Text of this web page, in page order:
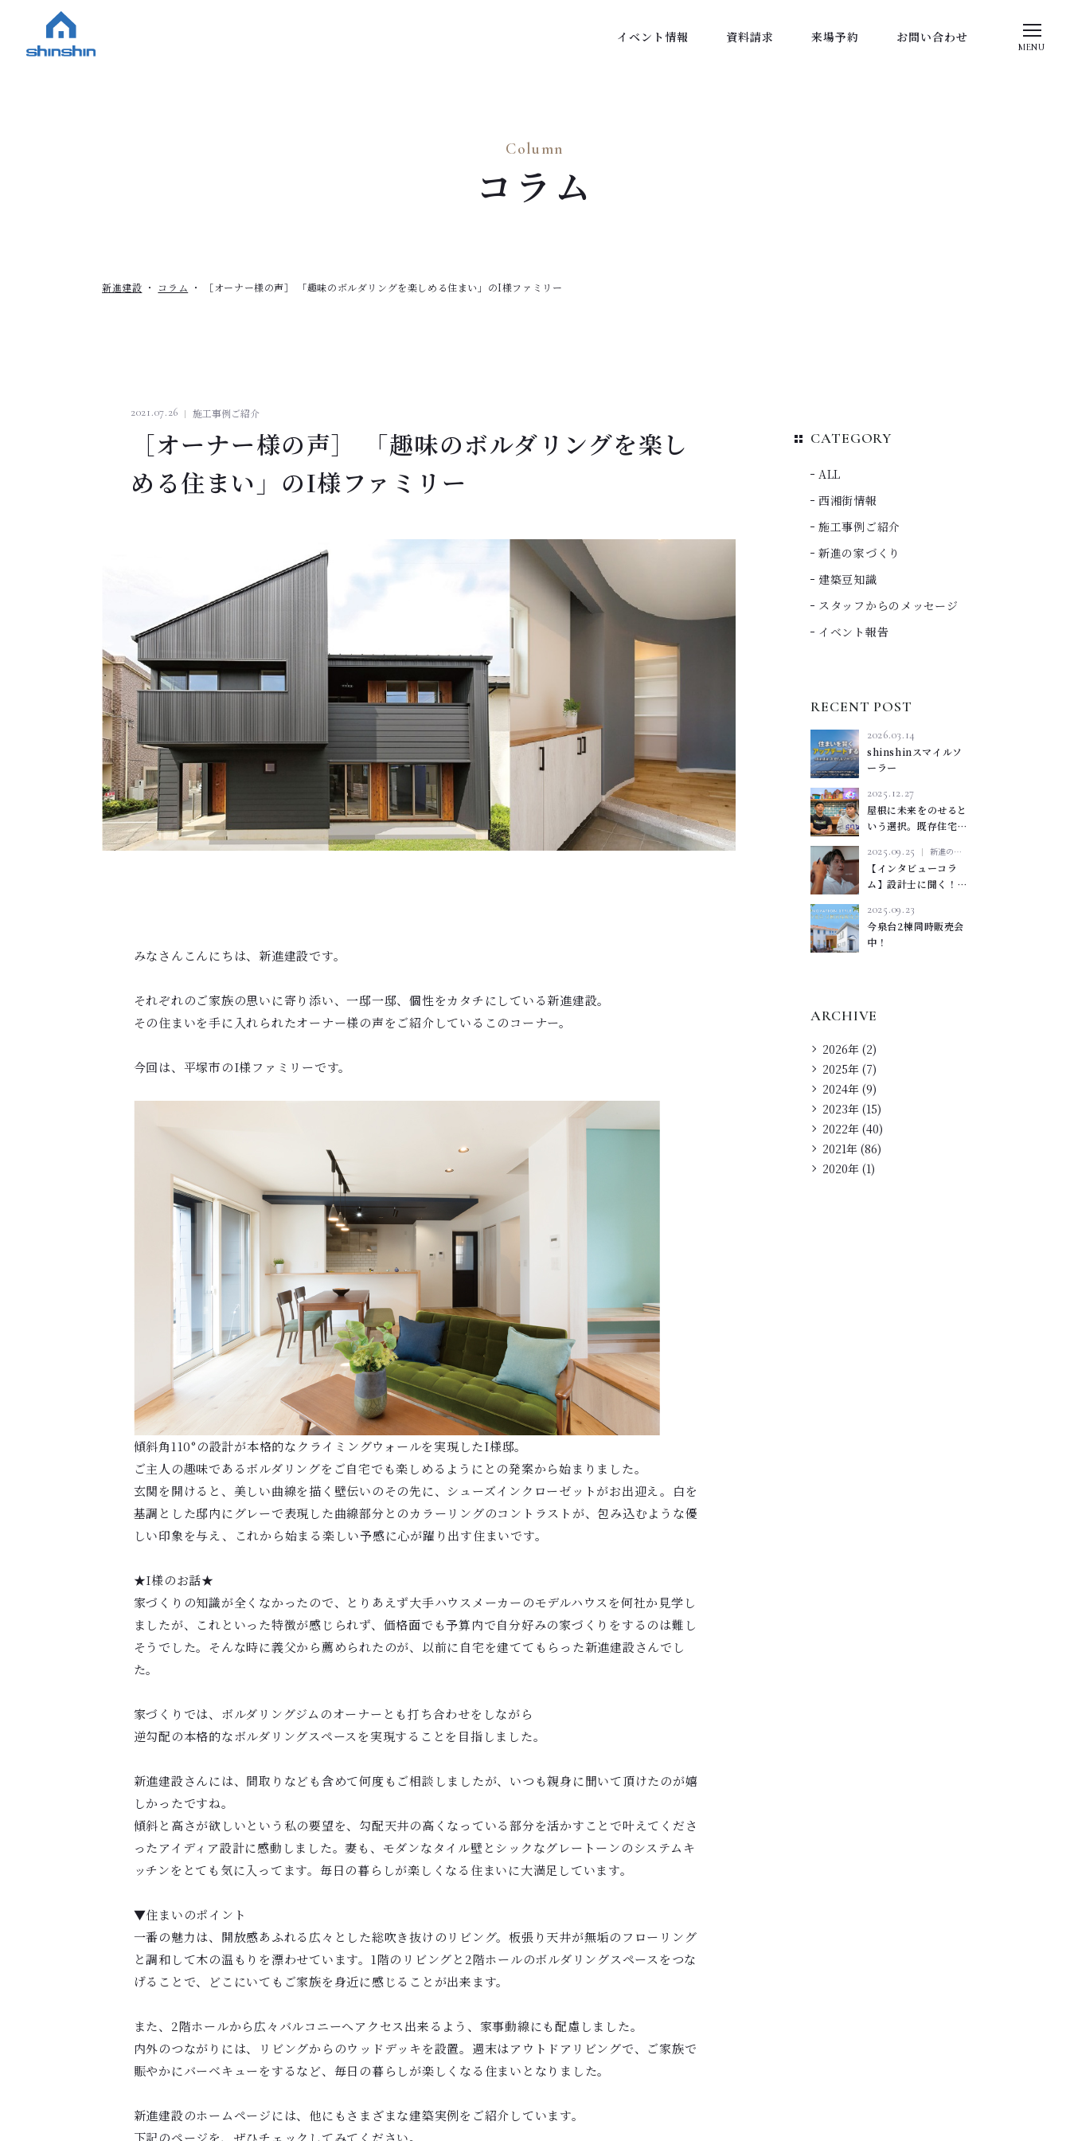
イベント情報 資料請求 来場予約 お問い合わせ
MENU
Column
コラム
新進建設 コラム ［オーナー様の声］ 「趣味のボルダリングを楽しめる住まい」のI様ファミリー
2021.07.26 施工事例ご紹介
［オーナー様の声］ 「趣味のボルダリングを楽し
める住まい」のI様ファミリー
みなさんこんにちは、新進建設です。
それぞれのご家族の思いに寄り添い、一邸一邸、個性をカタチにしている新進建設。
その住まいを手に入れられたオーナー様の声をご紹介しているこのコーナー。
今回は、平塚市のI様ファミリーです。
傾斜角110°の設計が本格的なクライミングウォールを実現したI様邸。
ご主人の趣味であるボルダリングをご自宅でも楽しめるようにとの発案から始まりました。
玄関を開けると、美しい曲線を描く壁伝いのその先に、シューズインクローゼットがお出迎え。白を
基調とした邸内にグレーで表現した曲線部分とのカラーリングのコントラストが、包み込むような優
しい印象を与え、これから始まる楽しい予感に心が躍り出す住まいです。
★I様のお話★
家づくりの知識が全くなかったので、とりあえず大手ハウスメーカーのモデルハウスを何社か見学し
ましたが、これといった特徴が感じられず、価格面でも予算内で自分好みの家づくりをするのは難し
そうでした。そんな時に義父から薦められたのが、以前に自宅を建ててもらった新進建設さんでし
た。
家づくりでは、ボルダリングジムのオーナーとも打ち合わせをしながら
逆勾配の本格的なボルダリングスペースを実現することを目指しました。
新進建設さんには、間取りなども含めて何度もご相談しましたが、いつも親身に聞いて頂けたのが嬉
しかったですね。
傾斜と高さが欲しいという私の要望を、勾配天井の高くなっている部分を活かすことで叶えてくださ
ったアイディア設計に感動しました。妻も、モダンなタイル壁とシックなグレートーンのシステムキ
ッチンをとても気に入ってます。毎日の暮らしが楽しくなる住まいに大満足しています。
▼住まいのポイント
一番の魅力は、開放感あふれる広々とした総吹き抜けのリビング。板張り天井が無垢のフローリング
と調和して木の温もりを漂わせています。1階のリビングと2階ホールのボルダリングスペースをつな
げることで、どこにいてもご家族を身近に感じることが出来ます。
また、2階ホールから広々バルコニーへアクセス出来るよう、家事動線にも配慮しました。
内外のつながりには、リビングからのウッドデッキを設置。週末はアウトドアリビングで、ご家族で
賑やかにバーベキューをするなど、毎日の暮らしが楽しくなる住まいとなりました。
新進建設のホームページには、他にもさまざまな建築実例をご紹介しています。
下記のページを、ぜひチェックしてみてください。
CATEGORY
ALL
西湘街情報
施工事例ご紹介
新進の家づくり
建築豆知識
スタッフからのメッセージ
イベント報告
RECENT POST
2026.03.14
shinshinスマイルソ
ーラー
2025.12.27
屋根に未来をのせると
いう選択。既存住宅の
入
2025.09.25 新進の家づくり
【インタビューコラ
ム】設計士に聞く！
ものとは？
2025.09.23
今泉台2棟同時販売会
中！
ARCHIVE
2026年 (2)
2025年 (7)
2024年 (9)
2023年 (15)
2022年 (40)
2021年 (86)
2020年 (1)